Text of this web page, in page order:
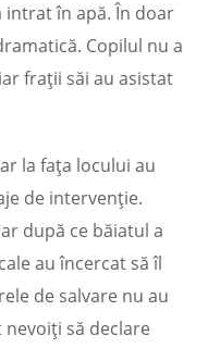
în apă. În doar
Copilul nu a
frații săi au asistat
la fața locului au
de intervenție.
după ce băiatul a
au încercat să îl
de salvare nu au
să declare